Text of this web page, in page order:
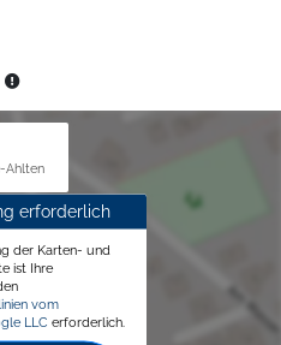
Ahlten
erforderlich
der Karten- und
ist Ihre
vom
LLC erforderlich.